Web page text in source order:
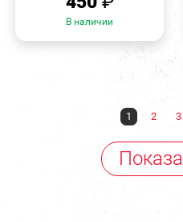
В наличии
1 2 3